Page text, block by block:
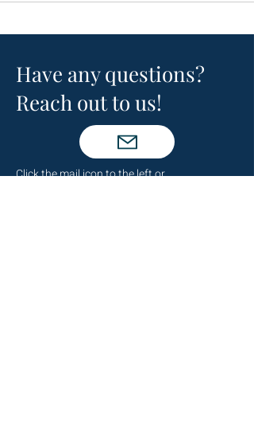
Have any questions?
Reach out to us!
Click the mail icon to the left or